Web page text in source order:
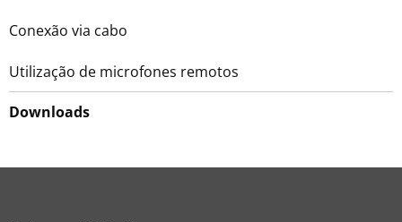
Conexão via cabo
Utilização de microfones remotos
Downloads